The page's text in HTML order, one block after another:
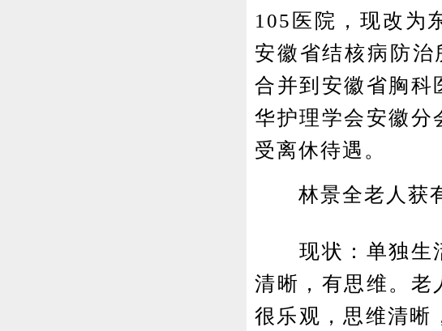
105医院，现改为
安徽省结核病防
合并到安徽省胸科
华护理学会安徽分
受离休待遇。
林景全老人获有
现状：单独生活
清晰，有思维。老
很乐观，思维清晰